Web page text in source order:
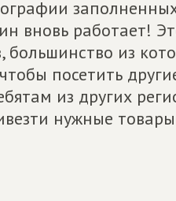
вновь работает!
большинство из
посетить
из других
нужные